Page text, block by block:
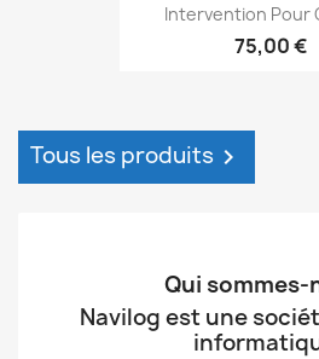
Intervention Pour
75,00 €
Tous les produits 
Qui sommes-
Navilog est une